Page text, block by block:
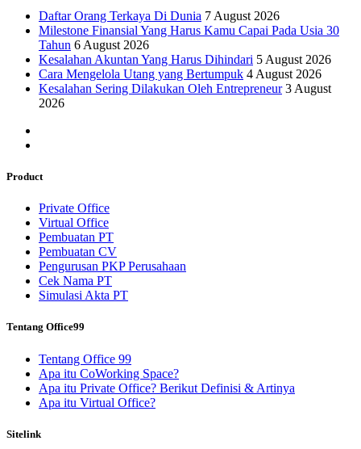
Daftar Orang Terkaya Di Dunia 7 August 2026
Milestone Finansial Yang Harus Kamu Capai Pada Usia 30
Tahun 6 August 2026
Kesalahan Akuntan Yang Harus Dihindari 5 August 2026
Cara Mengelola Utang yang Bertumpuk 4 August 2026
Kesalahan Sering Dilakukan Oleh Entrepreneur 3 August
2026
Product
Private Office
Virtual Office
Pembuatan PT
Pembuatan CV
Pengurusan PKP Perusahaan
Cek Nama PT
Simulasi Akta PT
Tentang Office99
Tentang Office 99
Apa itu CoWorking Space?
Apa itu Private Office? Berikut Definisi & Artinya
Apa itu Virtual Office?
Sitelink